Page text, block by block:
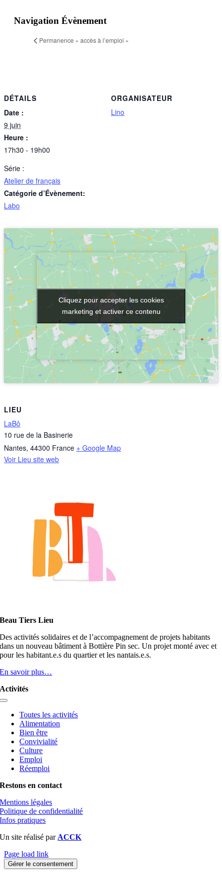
Navigation Évènement
Permanence « accès à l’emploi »
DÉTAILS
Date :
9 juin
Heure :
17h30 - 19h00
Série :
Atelier de français
Catégorie d’Évènement:
Labo
ORGANISATEUR
Lino
LIEU
LaBô
10 rue de la Basinerie
Nantes, 44300 France + Google Map
Voir Lieu site web
Cliquez pour accepter les cookies
marketing et activer ce contenu
Cliquez pour accepter les cookies
marketing et activer ce contenu
Beau Tiers Lieu
Des activités solidaires et de l’accompagnement de projets habitants
dans un nouveau bâtiment à Bottière Pin sec. Un projet monté avec et
pour les habitant.e.s du quartier et les nantais.e.s.
En savoir plus…
Activités
Toggle
NavigationToutes les activités
Alimentation
Bien être
Convivialité
Culture
Emploi
Réemploi
Restons en contact
Mentions légales
Politique de confidentialité
Infos pratiques
Un site réalisé par ACCK
Page load link
Gérer le consentement